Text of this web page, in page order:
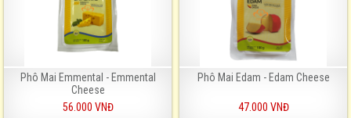
Phô Mai Emmental - Emmental
Cheese
56.000 VNĐ
Phô Mai Edam - Edam Cheese
47.000 VNĐ